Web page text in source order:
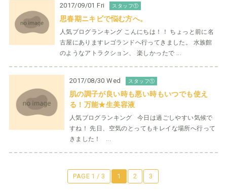
2017/09/01 Fri スタッフ①
思春期ニキビで悩む方へ。
人気ブログランキング こんにちは！！ ちょっと前に名
古屋にありますレゴランドへ行ってきました。 水族館
のようなアトラクション、 楽しかったで ...
2017/08/30 Wed スタッフ①
肌の調子が良い時も悪い時もいつでも使え
る！万能★生美容液
人気ブログランキング 今日は過ごしやすい気候で
すね！ 先日、空気のとってもキレイな場所へ行って
きました！ ...
PAGE 1 / 3 1 2 3